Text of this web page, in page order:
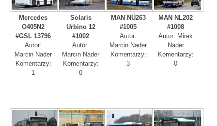
Mercedes
O405N2
#GSL 13796
Autor:
Marcin Nader
Komentarzy:
1
Solaris
Urbino 12
#1002
Autor:
Marcin Nader
Komentarzy:
0
MAN NÜ263
#1005
Autor:
Marcin Nader
Komentarzy:
3
MAN NL202
#1008
Autor: Mirek
Nader
Komentarzy:
0